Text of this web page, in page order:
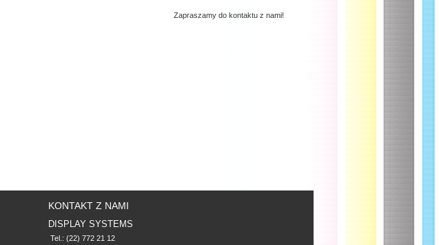
Zapraszamy do kontaktu z nami!
KONTAKT Z NAMI
DISPLAY SYSTEMS
Tel.: (22) 772 21 12